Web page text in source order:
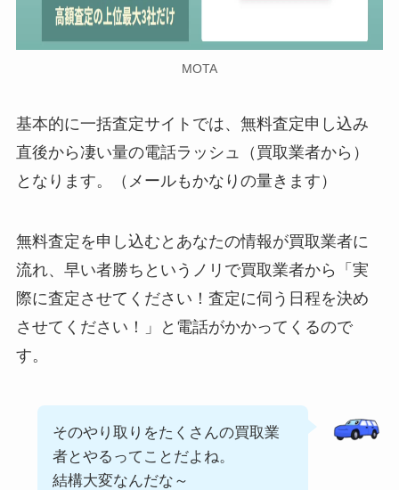
MOTA
基本的に一括査定サイトでは、無料査定申し込み
直後から凄い量の電話ラッシュ（買取業者から）
となります。（メールもかなりの量きます）
無料査定を申し込むとあなたの情報が買取業者に
流れ、早い者勝ちというノリで買取業者から「実
際に査定させてください！査定に伺う日程を決め
させてください！」と電話がかかってくるので
す。
そのやり取りをたくさんの買取業
者とやるってことだよね。
結構大変なんだな～